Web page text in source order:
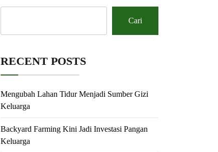
Cari
RECENT POSTS
Mengubah Lahan Tidur Menjadi Sumber Gizi
Keluarga
Backyard Farming Kini Jadi Investasi Pangan
Keluarga